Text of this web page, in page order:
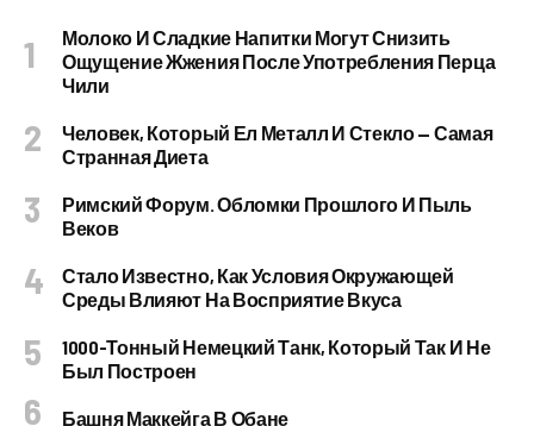
Молоко И Сладкие Напитки Могут Снизить
Ощущение Жжения После Употребления Перца
Чили
Человек, Который Ел Металл И Стекло — Самая
Странная Диета
Римский Форум. Обломки Прошлого И Пыль
Веков
Стало Известно, Как Условия Окружающей
Среды Влияют На Восприятие Вкуса
1000-Тонный Немецкий Танк, Который Так И Не
Был Построен
Башня Маккейга В Обане